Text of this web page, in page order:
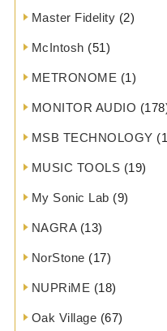
Master Fidelity (2)
McIntosh (51)
METRONOME (1)
MONITOR AUDIO
MSB TECHNOLOGY
MUSIC TOOLS (19)
My Sonic Lab (9)
NAGRA(13)
NorStone (17)
NUPRiME (18)
Oak Village (67)